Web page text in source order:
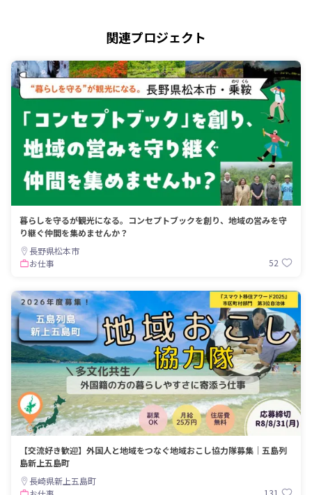
関連プロジェクト
暮らしを守るが観光になる。コンセプトブックを創り、地域の営みを守
り継ぐ仲間を集めませんか？
長野県松本市
お仕事
52
【交流好き歓迎】外国人と地域をつなぐ地域おこし協力隊募集｜五島列
島新上五島町
長崎県新上五島町